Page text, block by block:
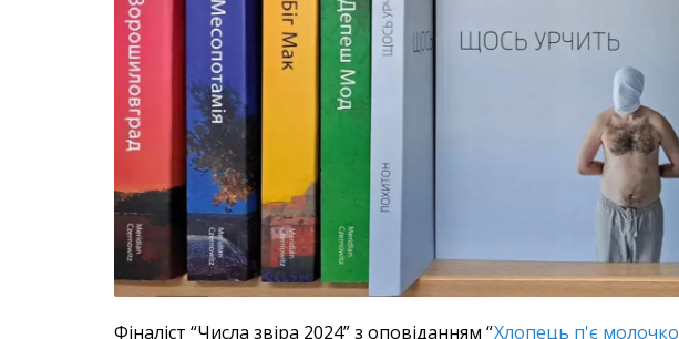
Фіналіст “Числа звіра 2024” з оповіданням “Хлопець п'є молочко